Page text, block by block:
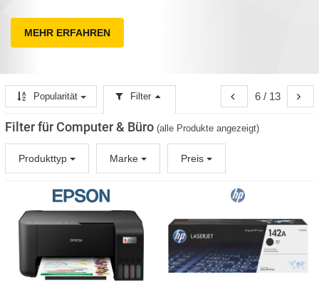
MEHR ERFAHREN
6 / 13
Popularität Filter
Filter für Computer & Büro (alle Produkte angezeigt)
Produkttyp Marke Preis